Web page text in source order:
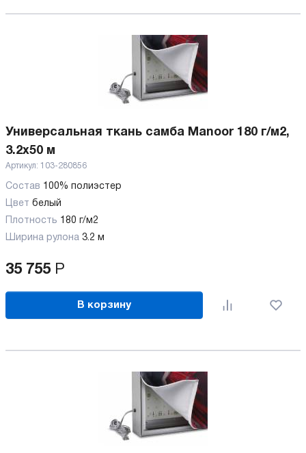
Универсальная ткань самба Manoor 180 г/м2,
3.2х50 м
Артикул: 103-280856
Состав 100% полиэстер
Цвет белый
Плотность 180 г/м2
Ширина рулона 3.2 м
35 755 Р
В корзину